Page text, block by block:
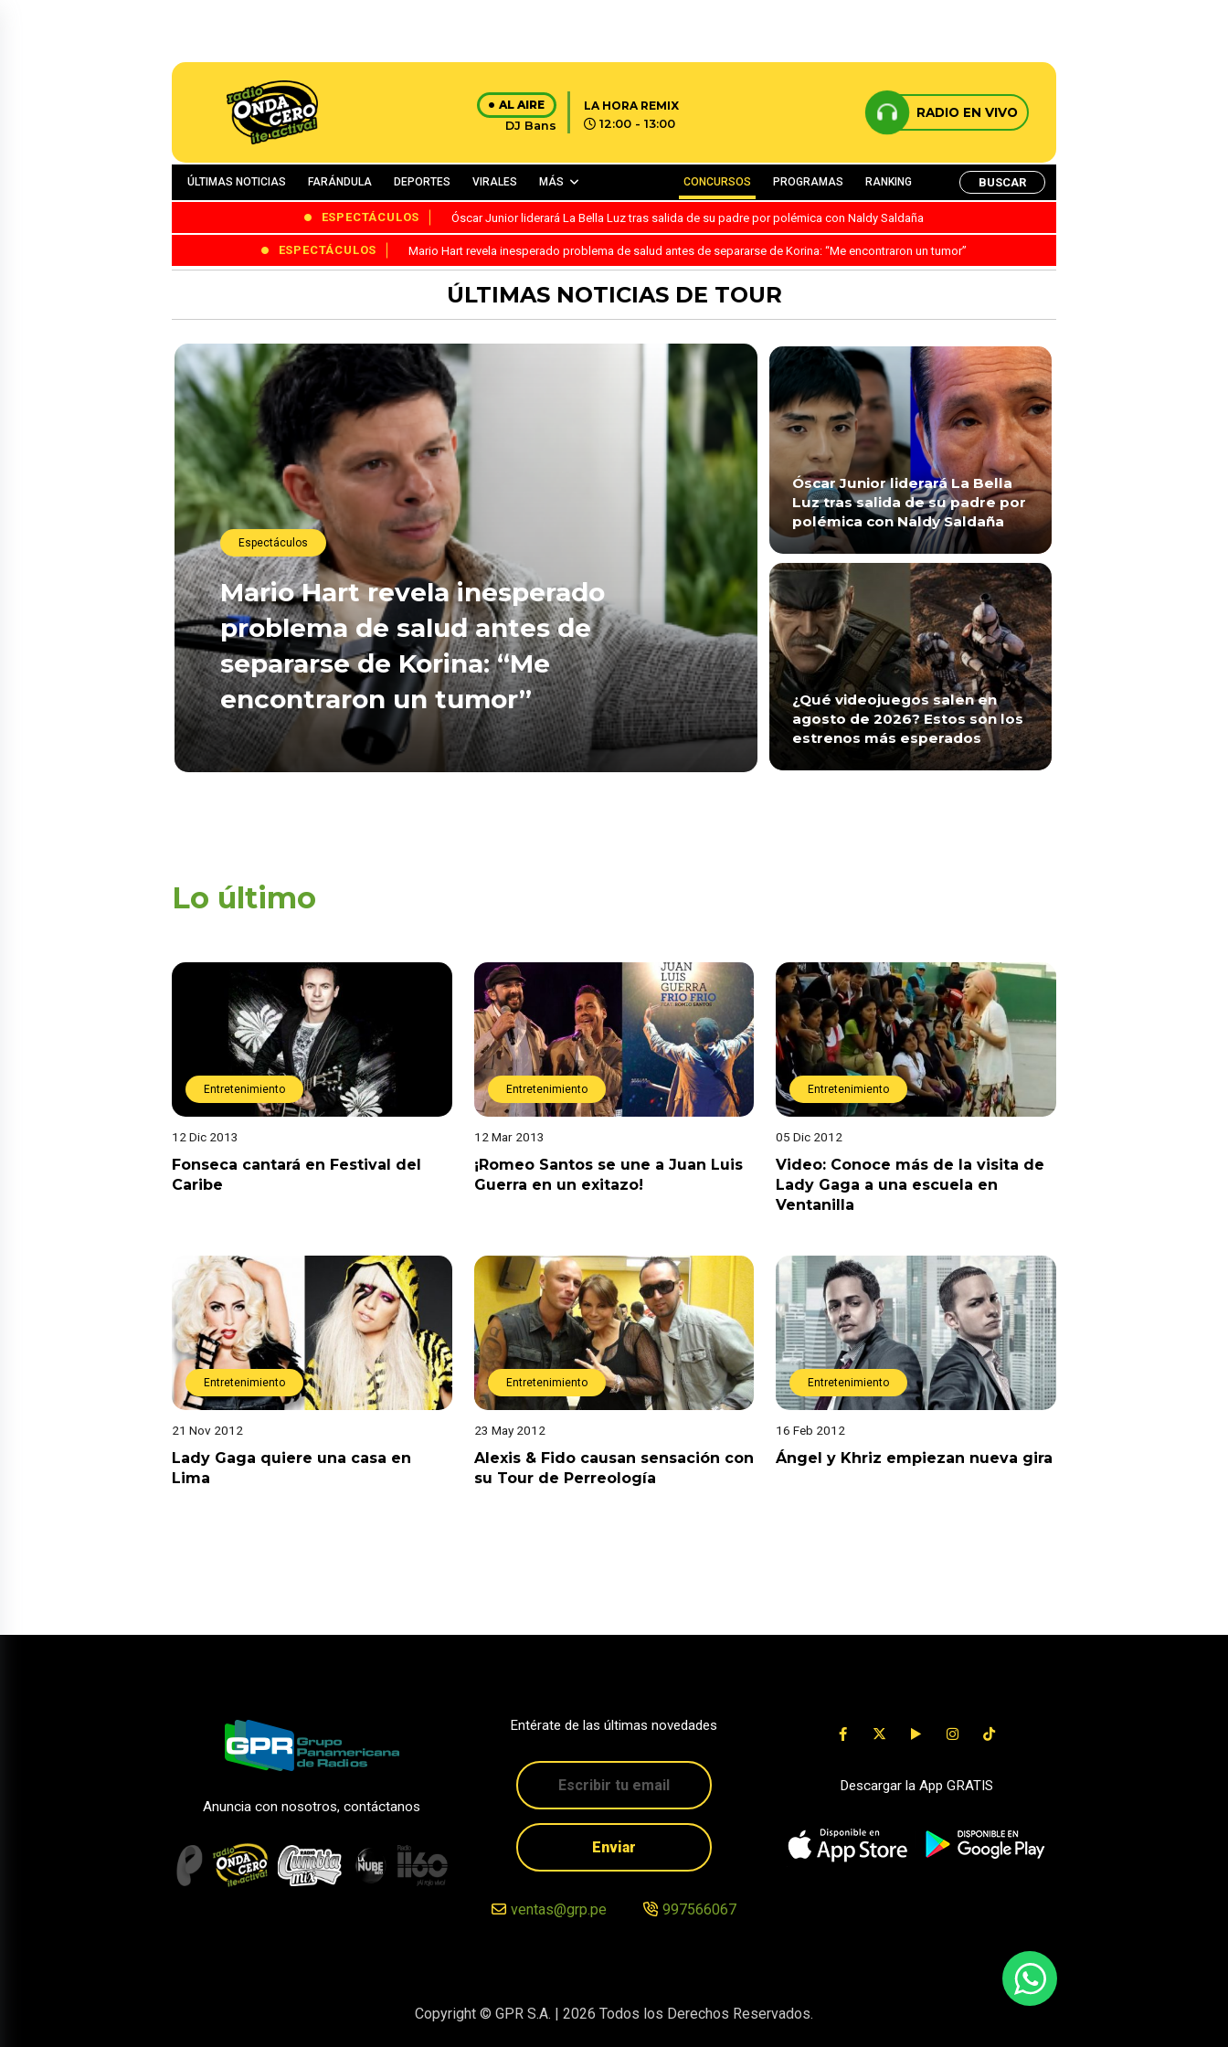
AL AIRE
DJ Bans
LA HORA REMIX
12:00 - 13:00
RADIO EN VIVO
ÚLTIMAS NOTICIAS FARÁNDULA DEPORTES VIRALES MÁS CONCURSOS PROGRAMAS RANKING BUSCAR
ESPECTÁCULOS Óscar Junior liderará La Bella Luz tras salida de su padre por polémica con Naldy Saldaña
ESPECTÁCULOS Mario Hart revela inesperado problema de salud antes de separarse de Korina: “Me encontraron un tumor”
ÚLTIMAS NOTICIAS DE TOUR
Espectáculos
Mario Hart revela inesperado
problema de salud antes de
separarse de Korina: “Me
encontraron un tumor”
Óscar Junior liderará La Bella
Luz tras salida de su padre por
polémica con Naldy Saldaña
¿Qué videojuegos salen en
agosto de 2026? Estos son los
estrenos más esperados
Lo último
Entretenimiento
12 Dic 2013
Fonseca cantará en Festival del
Caribe
Entretenimiento
12 Mar 2013
¡Romeo Santos se une a Juan Luis
Guerra en un exitazo!
Entretenimiento
05 Dic 2012
Video: Conoce más de la visita de
Lady Gaga a una escuela en
Ventanilla
Entretenimiento
21 Nov 2012
Lady Gaga quiere una casa en
Lima
Entretenimiento
23 May 2012
Alexis & Fido causan sensación con
su Tour de Perreología
Entretenimiento
16 Feb 2012
Ángel y Khriz empiezan nueva gira
Anuncia con nosotros, contáctanos
Entérate de las últimas novedades
Enviar
ventas@grp.pe 997566067
Descargar la App GRATIS
Copyright © GPR S.A. | 2026 Todos los Derechos Reservados.